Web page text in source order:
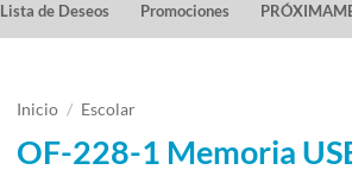
Lista de Deseos Promociones
Inicio / Escolar
OF-228-1 Memoria